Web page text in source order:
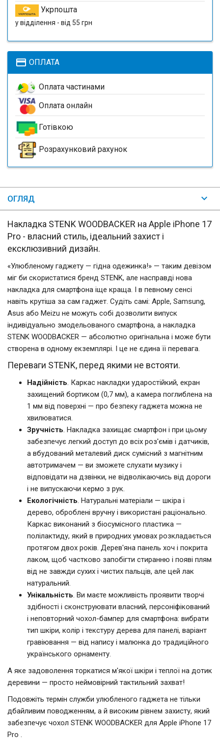
Укрпошта
у відділення - від 55 грн
payment ОПЛАТА
Оплата частинами
Оплата онлайн
Готівкою
Розрахунковий рахунок
ОГЛЯД
Накладка STENK WOODBACKER на Apple iPhone 17
Pro - власний стиль, ідеальний захист і
ексклюзивний дизайн.
«Улюбленому гаджету — гідна одежинка!» — таким девізом
міг би скористатися бренд STENK, але насправді нова
накладка для смартфона іще краща. І в певному сенсі
навіть крутіша за сам гаджет. Судіть самі: Apple, Samsung,
Asus або Meizu не можуть собі дозволити випуск
індивідуально змодельованого смартфона, а накладка
STENK WOODBACKER — абсолютно оригінальна і може бути
створена в одному екземплярі. І це не єдина її перевага.
Переваги STENK, перед якими не встояти.
Надійність. Каркас накладки ударостійкий, екран
захищений бортиком (0,7 мм), а камера поглиблена на
1 мм від поверхні — про безпеку гаджета можна не
хвилюватися.
Зручність. Накладка захищає смартфон і при цьому
забезпечує легкий доступ до всіх роз'ємів і датчиків,
а вбудований металевий диск сумісний з магнітним
автотримачем — ви зможете слухати музику і
відповідати на дзвінки, не відволікаючись від дороги
і не випускаючи кермо з рук.
Екологічність. Натуральні матеріали — шкіра і
дерево, оброблені вручну і використані раціонально.
Каркас виконаний з біосумісного пластика —
полілактиду, який в природних умовах розкладається
протягом двох років. Дерев'яна панель хоч і покрита
лаком, щоб частково запобігти стиранню і появі плям
від не завжди сухих і чистих пальців, але цей лак
натуральний.
Унікальність. Ви маєте можливість проявити творчі
здібності і сконструювати власний, персоніфікований
і неповторний чохол-бампер для смартфона: вибрати
тип шкіри, колір і текстуру дерева для панелі, варіант
гравіювання — від напису і малюнка до традиційного
українського орнаменту.
А яке задоволення торкатися м'якої шкіри і теплої на дотик
деревини — просто неймовірний тактильний захват!
Подовжіть термін служби улюбленого гаджета не тільки
дбайливим поводженням, а й високим рівнем захисту, який
забезпечує чохол STENK WOODBACKER для Apple iPhone 17
Pro .